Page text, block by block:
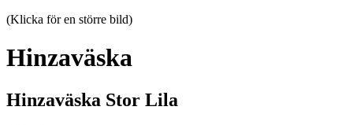
(Klicka för en större bild)
Hinzaväska
Hinzaväska Stor Lila